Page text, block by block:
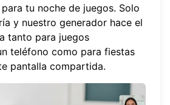
tu noche de juegos. Solo
y nuestro generador hace el
tanto para juegos
teléfono como para fiestas
pantalla compartida.